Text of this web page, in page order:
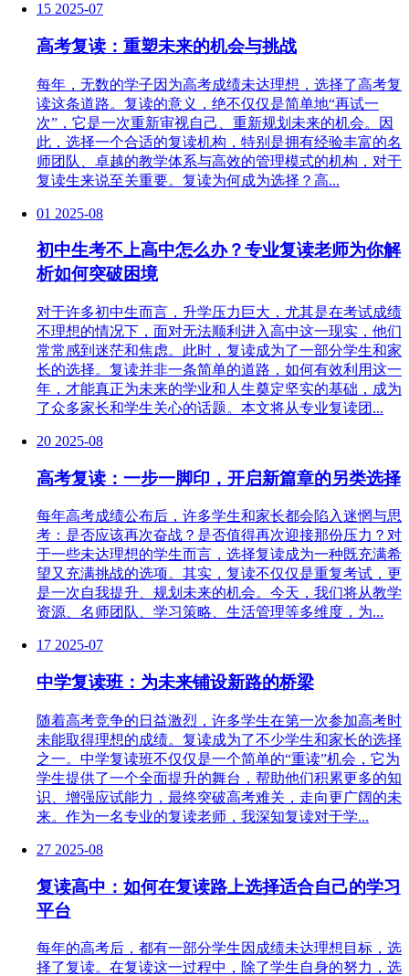
15 2025-07
高考复读：重塑未来的机会与挑战
每年，无数的学子因为高考成绩未达理想，选择了高考复
读这条道路。复读的意义，绝不仅仅是简单地“再试一
次”，它是一次重新审视自己、重新规划未来的机会。因
此，选择一个合适的复读机构，特别是拥有经验丰富的名
师团队、卓越的教学体系与高效的管理模式的机构，对于
复读生来说至关重要。复读为何成为选择？高...
01 2025-08
初中生考不上高中怎么办？专业复读老师为你解
析如何突破困境
对于许多初中生而言，升学压力巨大，尤其是在考试成绩
不理想的情况下，面对无法顺利进入高中这一现实，他们
常常感到迷茫和焦虑。此时，复读成为了一部分学生和家
长的选择。复读并非一条简单的道路，如何有效利用这一
年，才能真正为未来的学业和人生奠定坚实的基础，成为
了众多家长和学生关心的话题。本文将从专业复读团...
20 2025-08
高考复读：一步一脚印，开启新篇章的另类选择
每年高考成绩公布后，许多学生和家长都会陷入迷惘与思
考：是否应该再次奋战？是否值得再次迎接那份压力？对
于一些未达理想的学生而言，选择复读成为一种既充满希
望又充满挑战的选项。其实，复读不仅仅是重复考试，更
是一次自我提升、规划未来的机会。今天，我们将从教学
资源、名师团队、学习策略、生活管理等多维度，为...
17 2025-07
中学复读班：为未来铺设新路的桥梁
随着高考竞争的日益激烈，许多学生在第一次参加高考时
未能取得理想的成绩。复读成为了不少学生和家长的选择
之一。中学复读班不仅仅是一个简单的“重读”机会，它为
学生提供了一个全面提升的舞台，帮助他们积累更多的知
识、增强应试能力，最终突破高考难关，走向更广阔的未
来。作为一名专业的复读老师，我深知复读对于学...
27 2025-08
复读高中：如何在复读路上选择适合自己的学习
平台
每年的高考后，都有一部分学生因成绩未达理想目标，选
择了复读。在复读这一过程中，除了学生自身的努力，选